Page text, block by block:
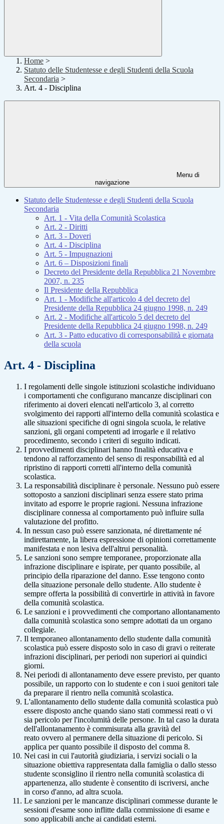
Home >
Statuto delle Studentesse e degli Studenti della Scuola
Secondaria >
Art. 4 - Disciplina
Menu di
navigazione
Statuto delle Studentesse e degli Studenti della Scuola
Secondaria
Art. 1 - Vita della Comunità Scolastica
Art. 2 - Diritti
Art. 3 - Doveri
Art. 4 - Disciplina
Art. 5 - Impugnazioni
Art. 6 – Disposizioni finali
Decreto del Presidente della Repubblica 21 Novembre
2007, n. 235
Il Presidente della Repubblica
Art. 1 - Modifiche all'articolo 4 del decreto del
Presidente della Repubblica 24 giugno 1998, n. 249
Art. 2 - Modifiche all'articolo 5 del decreto del
Presidente della Repubblica 24 giugno 1998, n. 249
Art. 3 - Patto educativo di corresponsabilità e giornata
della scuola
Art. 4 - Disciplina
I regolamenti delle singole istituzioni scolastiche individuano
i comportamenti che configurano mancanze disciplinari con
riferimento ai doveri elencati nell'articolo 3, al corretto
svolgimento dei rapporti all'interno della comunità scolastica e
alle situazioni specifiche di ogni singola scuola, le relative
sanzioni, gli organi competenti ad irrogarle e il relativo
procedimento, secondo i criteri di seguito indicati.
I provvedimenti disciplinari hanno finalità educativa e
tendono al rafforzamento del senso di responsabilità ed al
ripristino di rapporti corretti all'interno della comunità
scolastica.
La responsabilità disciplinare è personale. Nessuno può essere
sottoposto a sanzioni disciplinari senza essere stato prima
invitato ad esporre le proprie ragioni. Nessuna infrazione
disciplinare connessa al comportamento può influire sulla
valutazione del profitto.
In nessun caso può essere sanzionata, né direttamente né
indirettamente, la libera espressione di opinioni correttamente
manifestata e non lesiva dell'altrui personalità.
Le sanzioni sono sempre temporanee, proporzionate alla
infrazione disciplinare e ispirate, per quanto possibile, al
principio della riparazione del danno. Esse tengono conto
della situazione personale dello studente. Allo studente è
sempre offerta la possibilità di convertirle in attività in favore
della comunità scolastica.
Le sanzioni e i provvedimenti che comportano allontanamento
dalla comunità scolastica sono sempre adottati da un organo
collegiale.
Il temporaneo allontanamento dello studente dalla comunità
scolastica può essere disposto solo in caso di gravi o reiterate
infrazioni disciplinari, per periodi non superiori ai quindici
giorni.
Nei periodi di allontanamento deve essere previsto, per quanto
possibile, un rapporto con lo studente e con i suoi genitori tale
da preparare il rientro nella comunità scolastica.
L'allontanamento dello studente dalla comunità scolastica può
essere disposto anche quando siano stati commessi reati o vi
sia pericolo per l'incolumità delle persone. In tal caso la durata
dell'allontanamento è commisurata alla gravità del
reato ovvero al permanere della situazione di pericolo. Si
applica per quanto possibile il disposto del comma 8.
Nei casi in cui l'autorità giudiziaria, i servizi sociali o la
situazione obiettiva rappresentata dalla famiglia o dallo stesso
studente sconsiglino il rientro nella comunità scolastica di
appartenenza, allo studente è consentito di iscriversi, anche
in corso d'anno, ad altra scuola.
Le sanzioni per le mancanze disciplinari commesse durante le
sessioni d'esame sono inflitte dalla commissione di esame e
sono applicabili anche ai candidati esterni.